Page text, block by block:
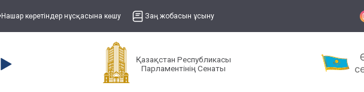
Нашар көретіндер нұсқасына көшу Заң жобасын ұсыну
Қазақстан Республикасы
Парламентінің Сенаты